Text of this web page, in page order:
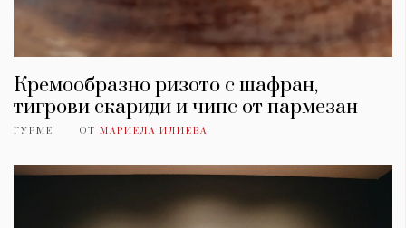
Кремообразно ризото с шафран,
тигрови скариди и чипс от пармезан
ГУРМЕ ОТ МАРИЕЛА ИЛИЕВА